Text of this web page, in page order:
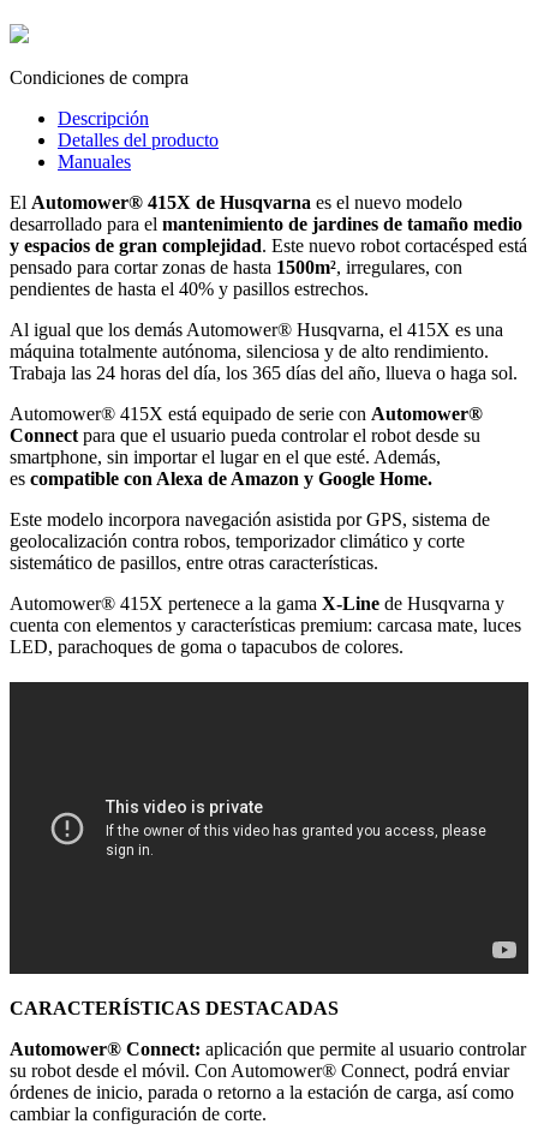
Condiciones de compra
Descripción
Detalles del producto
Manuales
El Automower® 415X de Husqvarna es el nuevo modelo
desarrollado para el mantenimiento de jardines de tamaño medio
y espacios de gran complejidad. Este nuevo robot cortacésped está
pensado para cortar zonas de hasta 1500m², irregulares, con
pendientes de hasta el 40% y pasillos estrechos.
Al igual que los demás Automower® Husqvarna, el 415X es una
máquina totalmente autónoma, silenciosa y de alto rendimiento.
Trabaja las 24 horas del día, los 365 días del año, llueva o haga sol.
Automower® 415X está equipado de serie con Automower®
Connect para que el usuario pueda controlar el robot desde su
smartphone, sin importar el lugar en el que esté. Además,
es compatible con Alexa de Amazon y Google Home.
Este modelo incorpora navegación asistida por GPS, sistema de
geolocalización contra robos, temporizador climático y corte
sistemático de pasillos, entre otras características.
Automower® 415X pertenece a la gama X-Line de Husqvarna y
cuenta con elementos y características premium: carcasa mate, luces
LED, parachoques de goma o tapacubos de colores.
CARACTERÍSTICAS DESTACADAS
Automower® Connect: aplicación que permite al usuario controlar
su robot desde el móvil. Con Automower® Connect, podrá enviar
órdenes de inicio, parada o retorno a la estación de carga, así como
cambiar la configuración de corte.